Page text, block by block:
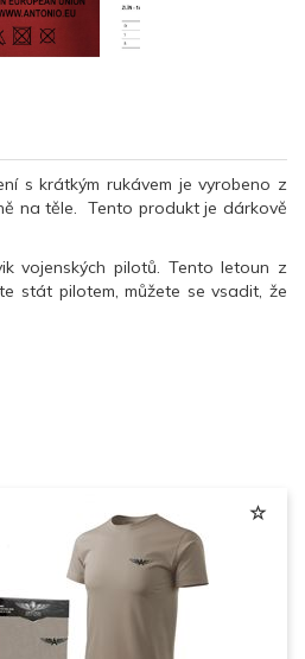
s krátkým rukávem je vyrobeno z
na těle. Tento produkt je dárkově
vojenských pilotů. Tento letoun z
stát pilotem, můžete se vsadit, že